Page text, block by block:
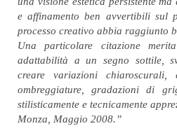
e affinamento ben avvertibili sul
processo creativo abbia raggiunto
Una particolare citazione
adattabilità a un segno sottile,
creare variazioni
ombreggiature, gradazioni di
stilisticamente e tecnicamente
Monza, Maggio 2008.”